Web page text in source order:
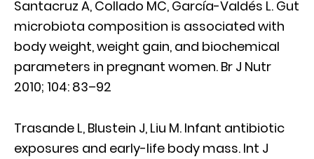
Santacruz A, Collado MC, García-Valdés L. Gut
microbiota composition is associated with
body weight, weight gain, and biochemical
parameters in pregnant women. Br J Nutr
2010; 104: 83–92
Trasande L, Blustein J, Liu M. Infant antibiotic
exposures and early-life body mass. Int J